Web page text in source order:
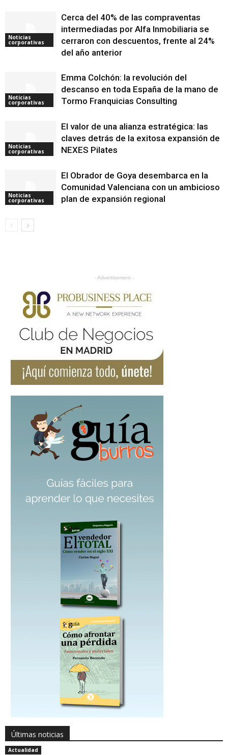
Noticias
corporativas
Cerca del 40% de las compraventas
intermediadas por Alfa Inmobiliaria se
cerraron con descuentos, frente al 24%
del año anterior
Noticias
corporativas
Emma Colchón: la revolución del
descanso en toda España de la mano de
Tormo Franquicias Consulting
Noticias
corporativas
El valor de una alianza estratégica: las
claves detrás de la exitosa expansión de
NEXES Pilates
Noticias
corporativas
El Obrador de Goya desembarca en la
Comunidad Valenciana con un ambicioso
plan de expansión regional
- Advertisement -
Últimas noticias
Actualidad